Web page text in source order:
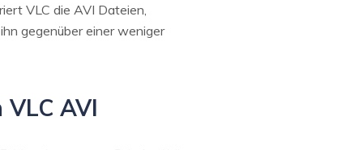
VLC die AVI Dateien,
gegenüber einer weniger
AVI